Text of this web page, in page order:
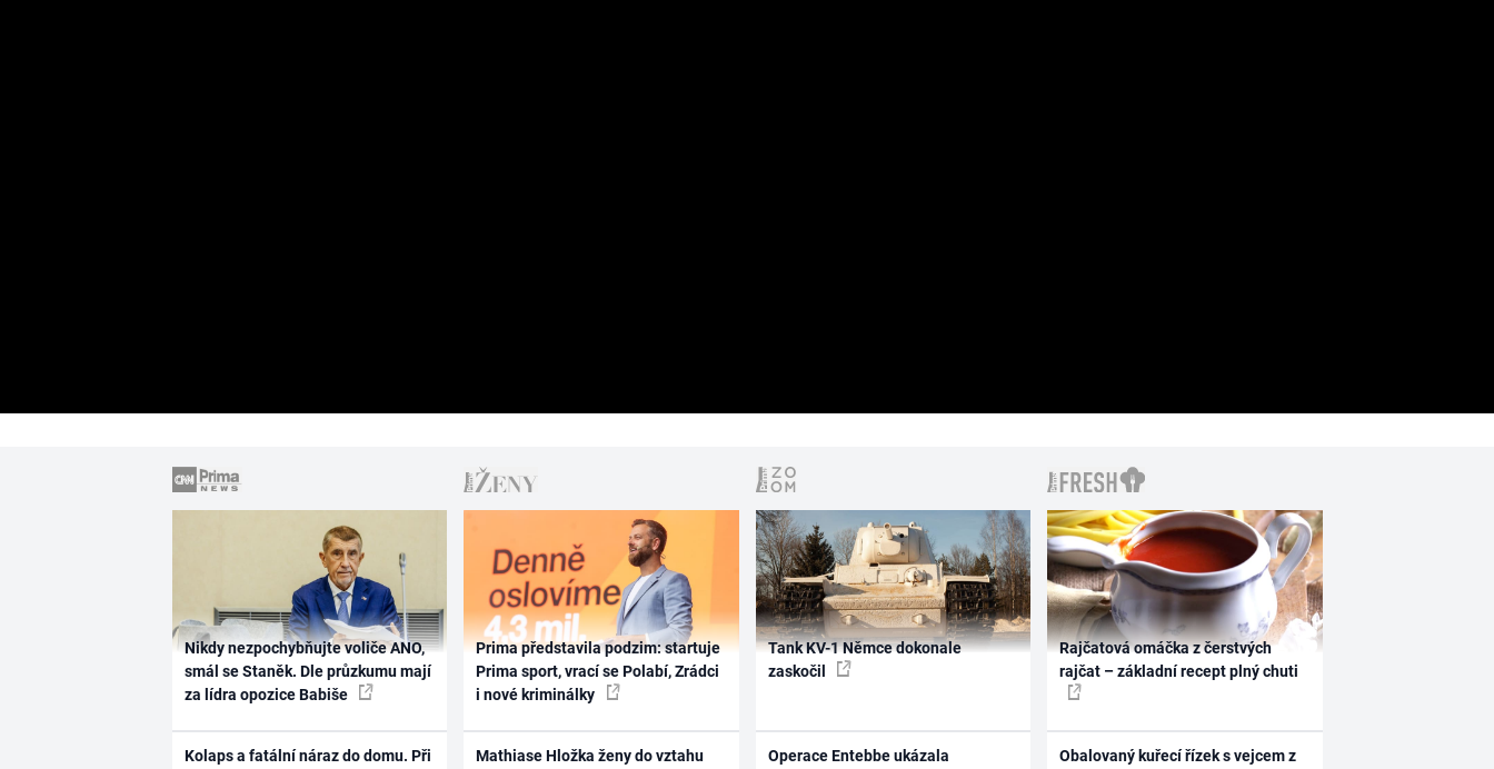
Nikdy nezpochybňujte voliče ANO,
smál se Staněk. Dle průzkumu mají
za lídra opozice Babiše
Kolaps a fatální náraz do domu. Při
Prima představila podzim: startuje
Prima sport, vrací se Polabí, Zrádci
i nové kriminálky
Mathiase Hložka ženy do vztahu
Tank KV-1 Němce dokonale
zaskočil
Operace Entebbe ukázala
Rajčatová omáčka z čerstvých
rajčat – základní recept plný chuti
Obalovaný kuřecí řízek s vejcem z